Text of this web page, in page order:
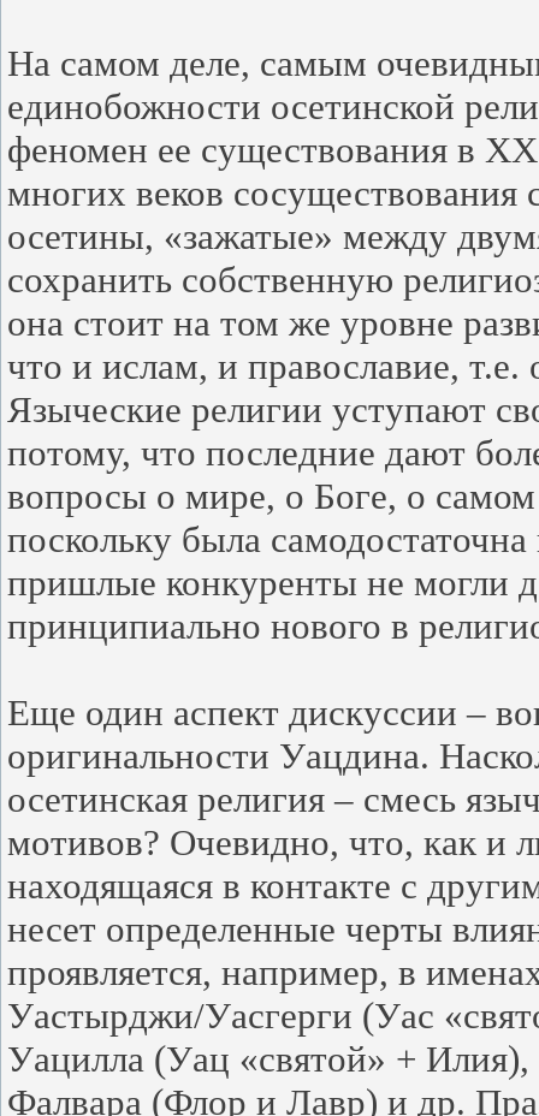
На самом деле, самым
единобожности осетинской
феномен ее существования в
многих веков
осетины, «зажатые» между
сохранить собственную
она стоит на том же уровне
что и ислам, и православие,
Языческие религии уступают
потому, что последние дают
вопросы о мире, о Боге, о самом
поскольку была
пришлые конкуренты не могли
принципиально нового в
Еще один аспект дискуссии –
оригинальности Уацдина.
осетинская религия – смесь
мотивов? Очевидно, что, как и
находящаяся в контакте с
несет определенные черты
проявляется, например, в
Уастырджи/Уасгерги (Уас
Уацилла (Уац «святой» +
Фалвара (Флор и Лавр) и др.